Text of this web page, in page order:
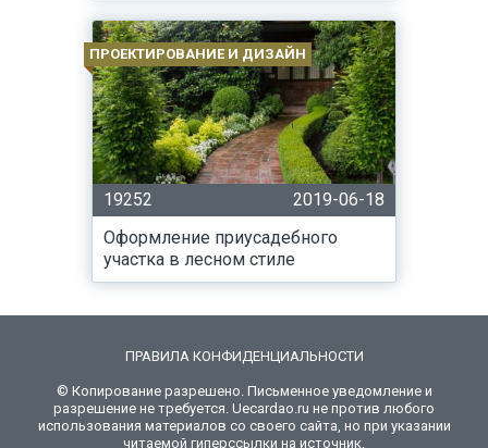
ПРОЕКТИРОВАНИЕ И ДИЗАЙН
19252
2019-06-18
Оформление приусадебного
участка в лесном стиле
ПРАВИЛА КОНФИДЕНЦИАЛЬНОСТИ
© Копирование разрешено. Письменное уведомление и
разрешение не требуется. Uecardao.ru не против любого
использования материалов со своего сайта, но при указании
читаемой гиперссылки на источник.